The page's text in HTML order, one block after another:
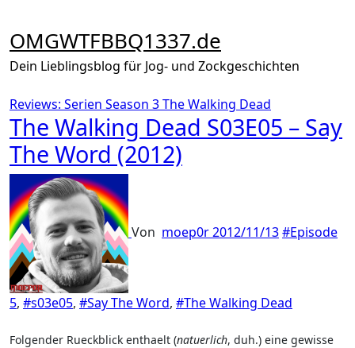
springen
OMGWTFBBQ1337.de
Dein Lieblingsblog für Jog- und Zockgeschichten
Reviews: Serien Season 3The Walking Dead
The Walking Dead S03E05 – Say
The Word (2012)
Von moep0r2012/11/13#Episode
5, #s03e05, #Say The Word, #The Walking Dead
Folgender Rueckblick enthaelt (natuerlich, duh.) eine gewisse